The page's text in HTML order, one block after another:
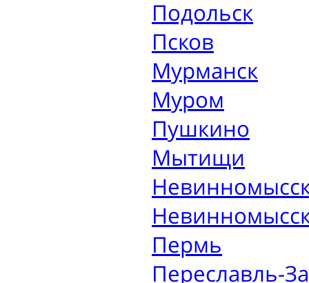
Подольск
Псков
Мурманск
Муром
Пушкино
Мытищи
Пермь
Переславль-